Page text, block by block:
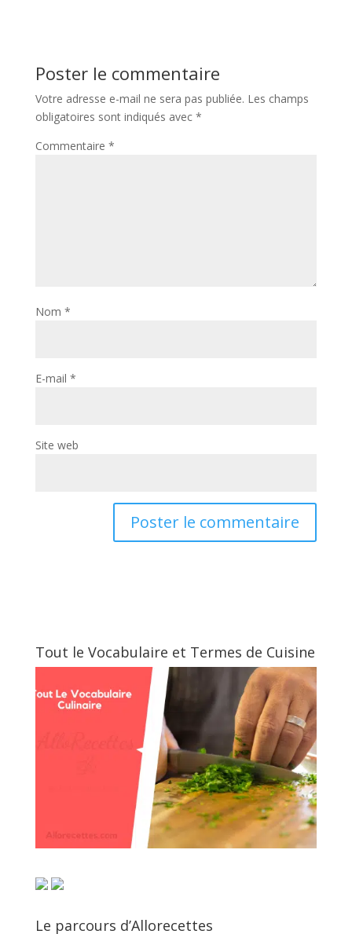
Poster le commentaire
Votre adresse e-mail ne sera pas publiée. Les champs
obligatoires sont indiqués avec *
Commentaire *
Nom *
E-mail *
Site web
Tout le Vocabulaire et Termes de Cuisine
Le parcours d’Allorecettes